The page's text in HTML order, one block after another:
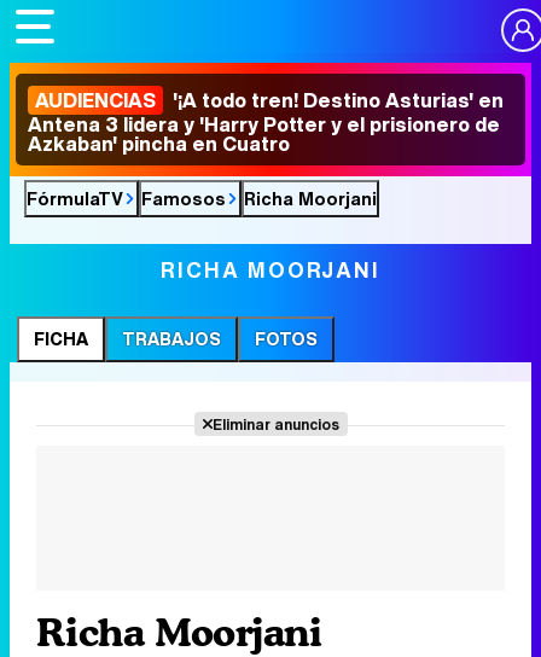
AUDIENCIAS '¡A todo tren! Destino Asturias' en
Antena 3 lidera y 'Harry Potter y el prisionero de
Azkaban' pincha en Cuatro
FórmulaTV Famosos Richa Moorjani
RICHA MOORJANI
FICHA TRABAJOS FOTOS
Eliminar anuncios
Richa Moorjani